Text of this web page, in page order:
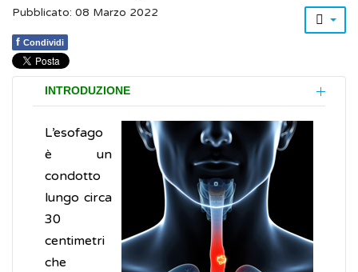
Pubblicato: 08 Marzo 2022
f Condividi
INTRODUZIONE
L’esofago
è un
condotto
lungo circa
30
centimetri
che